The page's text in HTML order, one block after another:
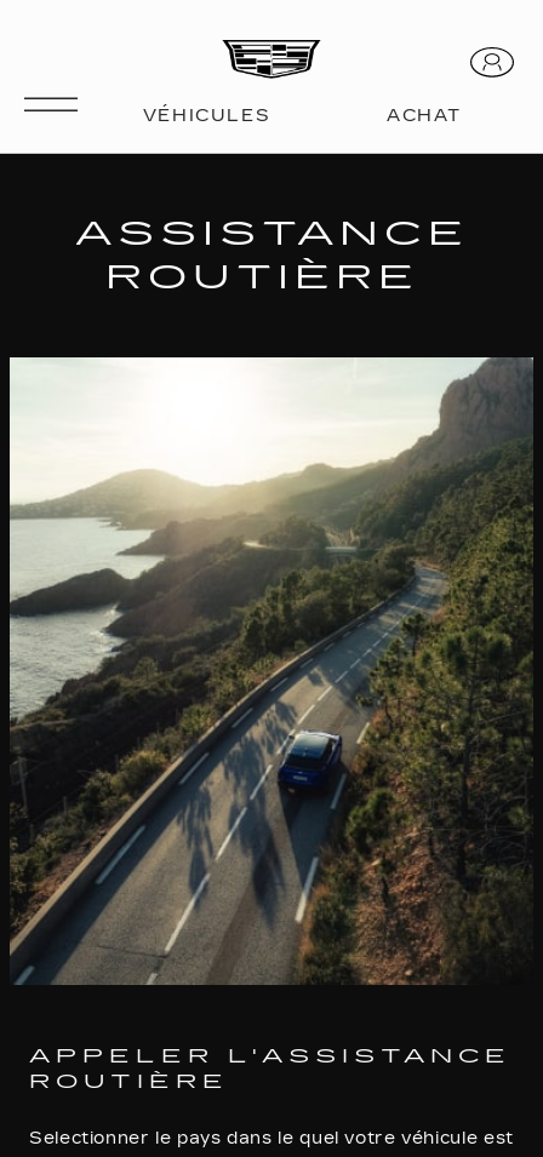
ASSISTANCE
ROUTIÈRE
APPELER L'ASSISTANCE
ROUTIÈRE
Selectionner le pays dans le quel votre véhicule est